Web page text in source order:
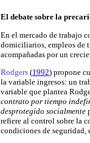
El debate sobre la
En el mercado de trabajo
domiciliarios, empleos de
acompañadas por un
Rodgers (1992) propone
la variable ingresos: un
variable que plantea
contrato por tiempo
desprotegido socialmente
refiere al control sobre la
condiciones de seguridad,